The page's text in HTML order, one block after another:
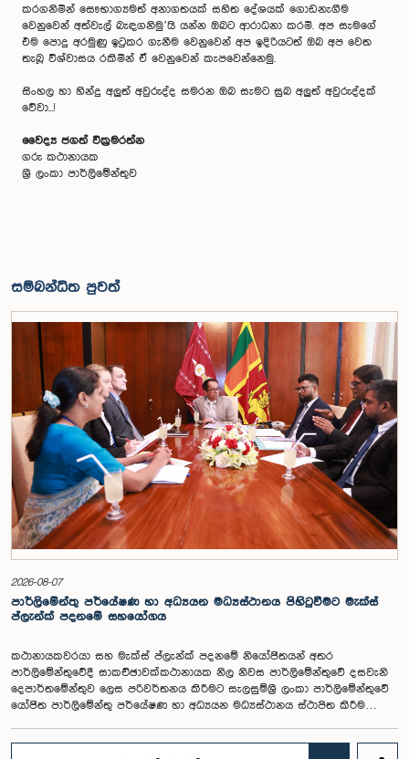
කරගනිමින් සෞභාග්‍යමත් අනාගතයක් සහිත දේශයක් ගොඩනැගීම
වෙනුවෙන් අත්වැල් බැඳගනිමු’යි යන්න ඔබට ආරාධනා කරමි. අප සැමගේ
එම පොදු අරමුණු ඉටුකර ගැනීම වෙනුවෙන් අප ඉදිරියටත් ඔබ අප වෙත
තැබූ විශ්වාසය රකිමින් ඒ වෙනුවෙන් කැපවෙන්නෙමු.
සිංහල හා හින්දු අලුත් අවුරුද්ද සමරන ඔබ සැමට සුබ අලුත් අවුරුද්දක්
වේවා...!
වෛද්‍ය ජගත් වික්‍රමරත්න
ගරු කථානායක
ශ්‍රී ලංකා පාර්ලිමේන්තුව
සම්බන්ධිත පුවත්
2026-08-07
පාර්ලිමේන්තු පර්යේෂණ හා අධ්‍යයන මධ්‍යස්ථානය පිහිටුවීමට මැක්ස්
ප්ලැන්ක් පදනමේ සහයෝගය
කථානායකවරයා සහ මැක්ස් ප්ලැන්ක් පදනමේ නියෝජිතයන් අතර
පාර්ලිමේන්තුවේදී සාකච්ඡාවක්කථානායක නිල නිවස පාර්ලිමේන්තුවේ දසවැනි
දෙපාර්තමේන්තුව ලෙස පරිවර්තනය කිරීමට සැලසුම්ශ්‍රී ලංකා පාර්ලිමේන්තුවේ
යෝජිත පාර්ලිමේන්තු පර්යේෂණ හා අධ්‍යයන මධ්‍යස්ථානය ස්ථාපිත කිරීම